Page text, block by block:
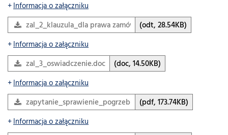
Informacja o załączniku
zal_2_klauzula_dla prawa zamówien_publicznych.odt
(odt, 28.54KB)
Informacja o załączniku
zal_3_oswiadczenie.doc
(doc, 14.50KB)
Informacja o załączniku
zapytanie_sprawienie_pogrzebu.BES.pdf(pdf, 173.74KB)
Informacja o załączniku